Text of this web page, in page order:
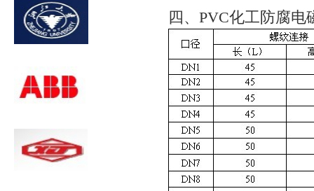
四、PVC化工防腐电